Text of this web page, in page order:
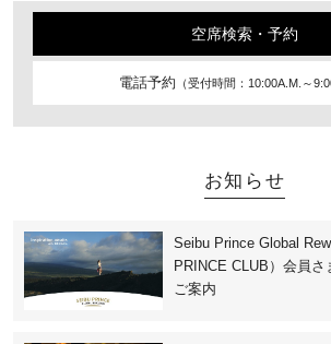
空席検索・予約
電話予約 （受付時間：10:00A.M.～
お知らせ
Seibu Prince Global
PRINCE CLUB）会員
ご案内